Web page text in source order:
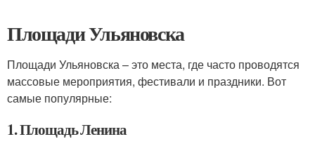
Площади Ульяновска
Площади Ульяновска – это места, где часто проводятся
массовые мероприятия, фестивали и праздники. Вот
самые популярные:
1. Площадь Ленина